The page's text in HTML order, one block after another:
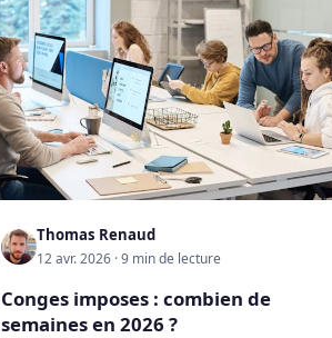
Thomas Renaud
12 avr. 2026 · 9 min de lecture
Conges imposes : combien de
semaines en 2026 ?